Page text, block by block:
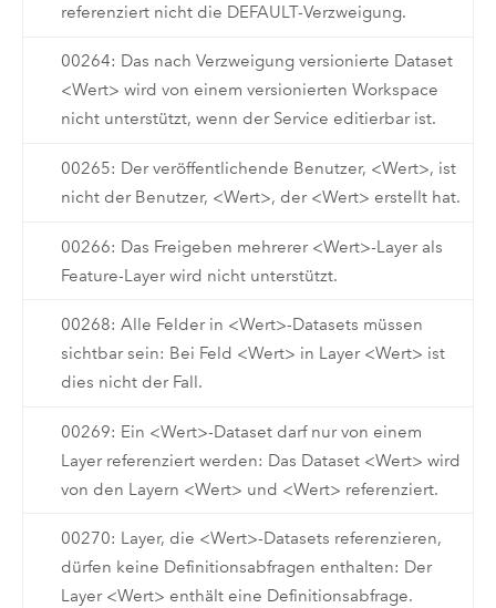
referenziert nicht die DEFAULT-Verzweigung.
00264: Das nach Verzweigung versionierte Dataset
<Wert> wird von einem versionierten Workspace
nicht unterstützt, wenn der Service editierbar ist.
00265: Der veröffentlichende Benutzer, <Wert>, ist
nicht der Benutzer, <Wert>, der <Wert> erstellt hat.
00266: Das Freigeben mehrerer <Wert>-Layer als
Feature-Layer wird nicht unterstützt.
00268: Alle Felder in <Wert>-Datasets müssen
sichtbar sein: Bei Feld <Wert> in Layer <Wert> ist
dies nicht der Fall.
00269: Ein <Wert>-Dataset darf nur von einem
Layer referenziert werden: Das Dataset <Wert> wird
von den Layern <Wert> und <Wert> referenziert.
00270: Layer, die <Wert>-Datasets referenzieren,
dürfen keine Definitionsabfragen enthalten: Der
Layer <Wert> enthält eine Definitionsabfrage.